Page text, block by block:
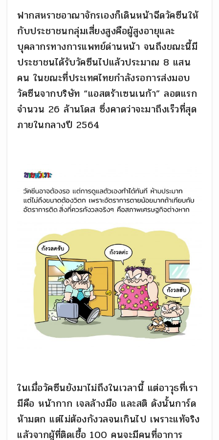
ฟากสหราชอาณาจักรเองก็เดินหน้าฉีดวัคซีนให้
กับประชาชนกลุ่มเสี่ยงสูงคือผู้สูงอายุและ
บุคลากรทางการแพทย์ด่านหน้า จนถึงขณะนี้มี
ประชาชนได้รับวัคซีนไปแล้วประมาณ 8 แสน
คน ในขณะที่ประเทศไทยกำลังรอการส่งมอบ
วัคซีนจากบริษัท “แอสตร้าเซนเนก้า” ลอตแรก
จำนวน 26 ล้านโดส ซึ่งคาดว่าจะมาถึงเร็วที่สุด
ภายในกลางปี 2564
ในเมื่อวัคซีนยังมาไม่ถึงในเวลานี้ แต่อาวุธที่เรา
มีคือ หน้ากาก เจลล้างมือ และสติ ดังนั้นการ์ด
ห้ามตก แต่ไม่ต้องกังวลจนเกินไป เพราะแท้จริง
แล้วจากผู้ที่ติดเชื้อ 100 คนจะมีคนที่อาการ